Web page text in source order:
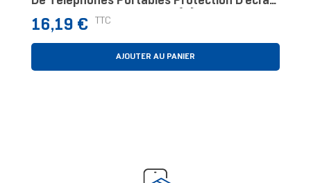
Transparent Apple 1 Pièce(s)
Prix
16,19 € TTC
AJOUTER AU PANIER